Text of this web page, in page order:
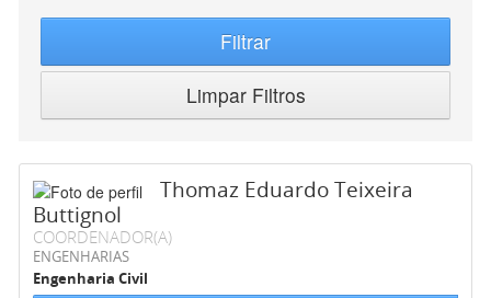
Filtrar
Limpar Filtros
Thomaz Eduardo Teixeira
Buttignol
COORDENADOR(A)
ENGENHARIAS
Engenharia Civil